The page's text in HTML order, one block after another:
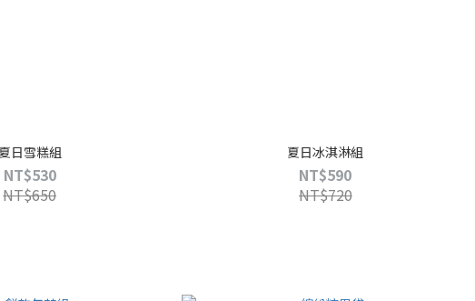
日雪糕組
NT$530
NT$650
夏日冰淇淋組
NT$590
NT$720